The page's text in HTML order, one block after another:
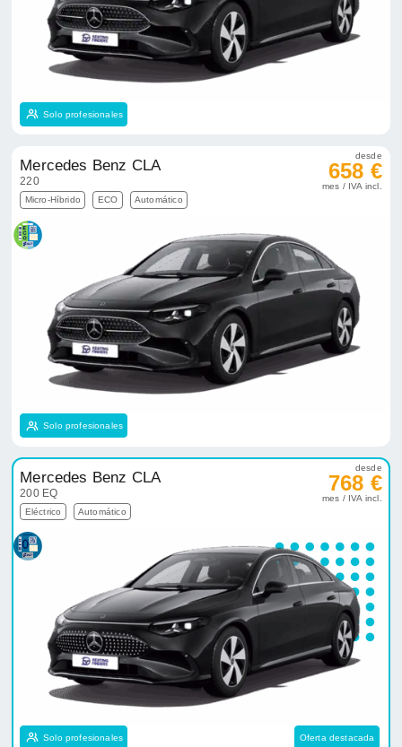
Solo profesionales
Mercedes Benz CLA
220
Micro-Híbrido ECO Automático
desde
658 €
mes / IVA incl.
Solo profesionales
Mercedes Benz CLA
200 EQ
Eléctrico Automático
desde
768 €
mes / IVA incl.
Solo profesionales Oferta destacada